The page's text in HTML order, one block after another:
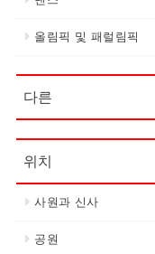
올림픽 및 패럴림픽
다른
위치
사원과 신사
공원